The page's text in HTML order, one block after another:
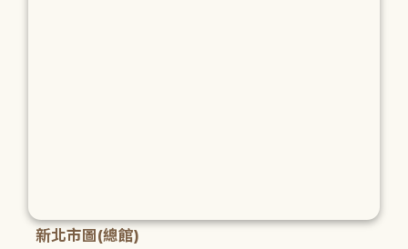
新北市圖(總館)